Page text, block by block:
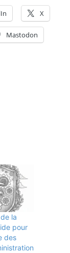
X
Mastodon
la
pour
des